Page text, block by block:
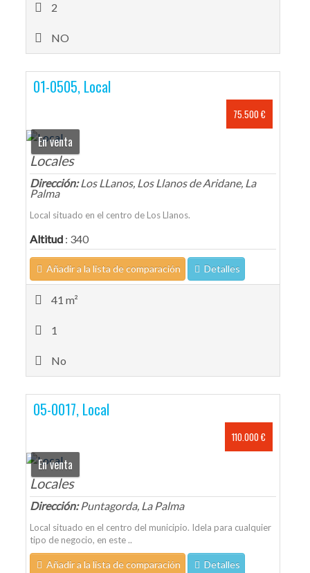
2
NO
01-0505, Local
75.500 €
En venta
Locales
Dirección:Los LLanos, Los Llanos de Aridane, La
Palma
Local situado en el centro de Los Llanos.
Altitud : 340
Añadir a la lista de comparación Detalles
41 m²
1
No
05-0017, Local
110.000 €
En venta
Locales
Dirección:Puntagorda, La Palma
Local situado en el centro del municipio. Idela para cualquier
tipo de negocio, en este ..
Añadir a la lista de comparación Detalles